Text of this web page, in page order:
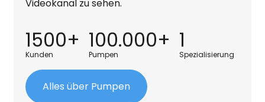
Videokanal zu sehen.
1500+
Kunden
100.000+
Pumpen
1
Spezialisierung
Alles über Pumpen